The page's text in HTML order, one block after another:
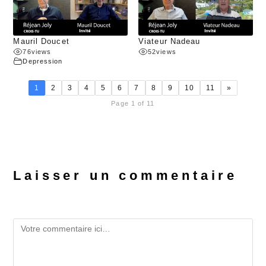
Mauril Doucet
76views
Depression
Viateur Nadeau
52views
1 2 3 4 5 6 7 8 9 10 11 »
Page 1 of 11
Laisser un commentaire